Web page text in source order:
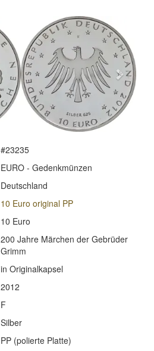
Next
#23235
EURO - Gedenkmünzen
Deutschland
10 Euro original PP
10 Euro
200 Jahre Märchen der Gebrüder
Grimm
in Originalkapsel
2012
F
Silber
PP (polierte Platte)